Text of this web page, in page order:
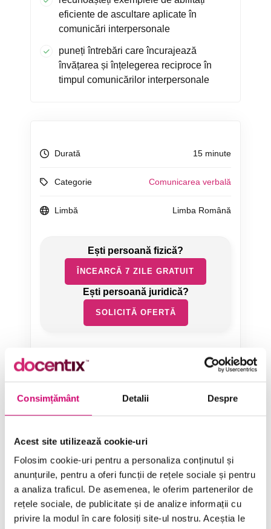
Consimțământ Detalii Despre
Acest site utilizează cookie-uri
Folosim cookie-uri pentru a personaliza conținutul și
anunțurile, pentru a oferi funcții de rețele sociale și pentru
a analiza traficul. De asemenea, le oferim partenerilor de
rețele sociale, de publicitate și de analize informații cu
privire la modul în care folosiți site-ul nostru. Aceștia le
eficiente de ascultare aplicate în
comunicări interpersonale
puneți întrebări care încurajează
învățarea și înțelegerea reciproce în
timpul comunicărilor interpersonale
Durată 15 minute
Categorie Comunicarea verbală
Limbă Limba Română
ÎNCEARCĂ 7 ZILE GRATUIT
SOLICITĂ OFERTĂ
Comunicare
Dezvoltare personală și profesională
Finanțe